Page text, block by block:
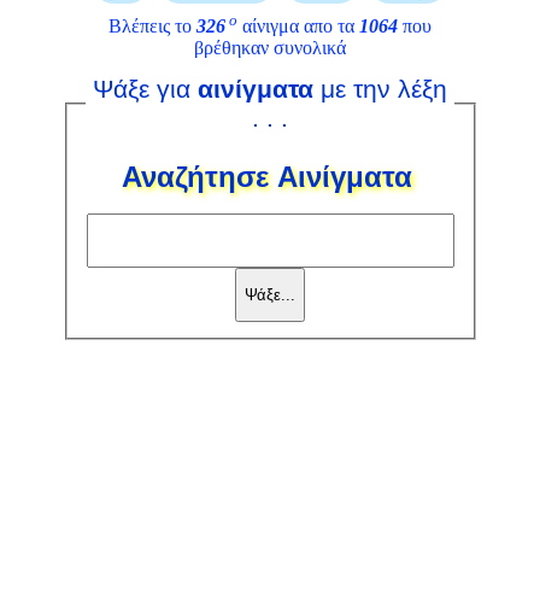
Βλέπεις το 326 ο αίνιγμα απο τα 1064 που
βρέθηκαν συνολικά
Ψάξε για αινίγματα με την λέξη
. . .
Αναζήτησε Αινίγματα